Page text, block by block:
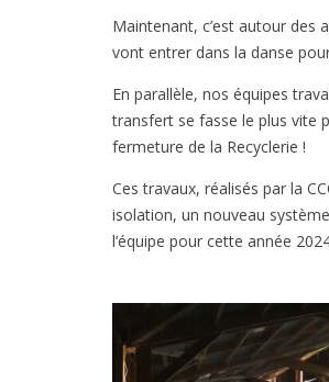
Maintenant, c’est autour des
vont entrer dans la danse
En parallèle, nos équipes
transfert se fasse le plus vite
fermeture de la Recyclerie !
Ces travaux, réalisés par la
isolation, un nouveau
l’équipe pour cette année